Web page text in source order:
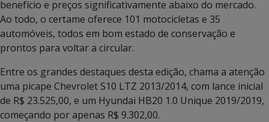
benefício e preços significativamente abaixo do mercado.
Ao todo, o certame oferece 101 motocicletas e 35
automóveis, todos em bom estado de conservação e
prontos para voltar a circular.
Entre os grandes destaques desta edição, chama a atenção
uma picape Chevrolet S10 LTZ 2013/2014, com lance inicial
de R$ 23.525,00, e um Hyundai HB20 1.0 Unique 2019/2019,
começando por apenas R$ 9.302,00.